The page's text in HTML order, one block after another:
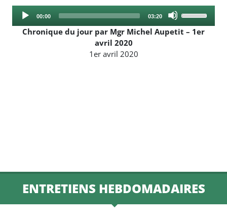
Audio
Current
00:00
Total
03:20
Arrow
Chronique du jour par Mgr Michel Aupetit – 1er
avril 2020
1er avril 2020
ENTRETIENS HEBDOMADAIRES